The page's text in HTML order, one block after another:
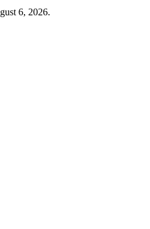
6, 2026.